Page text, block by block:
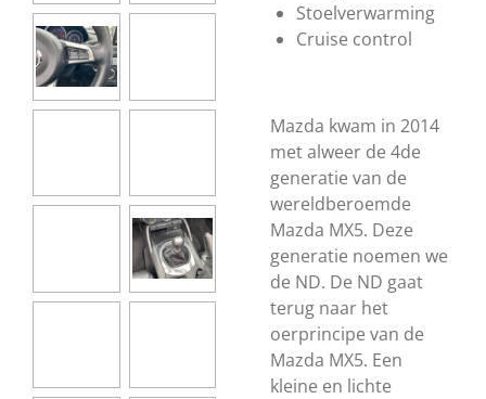
Stoelverwarming
Cruise control
Mazda kwam in 2014
met alweer de 4de
generatie van de
wereldberoemde
Mazda MX5. Deze
generatie noemen we
de ND. De ND gaat
terug naar het
oerprincipe van de
Mazda MX5. Een
kleine en lichte